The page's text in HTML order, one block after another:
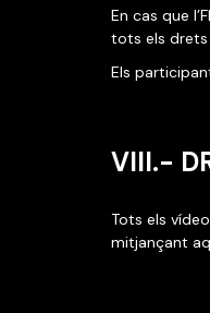
En cas que
tots els drets
Els
VIII.-
Tots els
mitjançant